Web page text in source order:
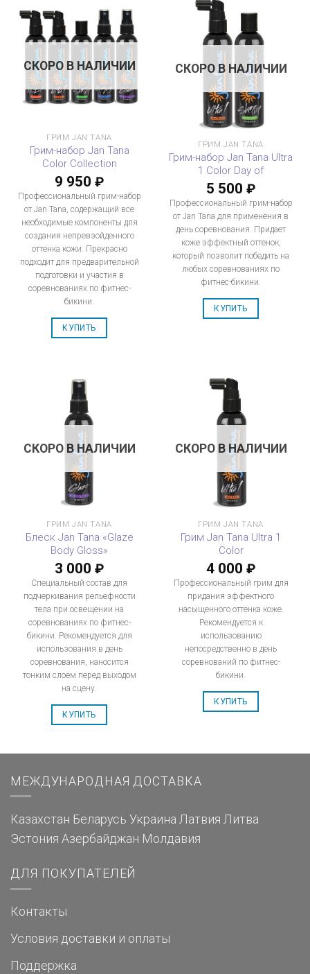
СКОРО В НАЛИЧИИ
ГРИМ JAN TANA
Грим-набор Jan Tana
Color Collection
9 950 ₽
Профессиональный грим-набор
от Jan Tana, содержащий все
необходимые компоненты для
создания непревзойденного
оттенка кожи. Прекрасно
подходит для предварительной
подготовки и участия в
соревнованиях по фитнес-
бикини.
КУПИТЬ
СКОРО В НАЛИЧИИ
ГРИМ JAN TANA
Грим-набор Jan Tana Ultra
1 Color Day of
5 500 ₽
Профессиональный грим-набор
от Jan Tana для применения в
день соревнования. Придает
коже эффектный оттенок,
который позволит победить на
любых соревнованиях по
фитнес-бикини.
КУПИТЬ
СКОРО В НАЛИЧИИ
ГРИМ JAN TANA
Блеск Jan Tana «Glaze
Body Gloss»
3 000 ₽
Специальный состав для
подчеркивания рельефности
тела при освещении на
соревнованиях по фитнес-
бикини. Рекомендуется для
использования в день
соревнования, наносится
тонким слоем перед выходом
на сцену.
КУПИТЬ
СКОРО В НАЛИЧИИ
ГРИМ JAN TANA
Грим Jan Tana Ultra 1
Color
4 000 ₽
Профессиональный грим для
придания эффектного
насыщенного оттенка коже.
Рекомендуется к
использованию
непосредственно в день
соревнований по фитнес-
бикини.
КУПИТЬ
МЕЖДУНАРОДНАЯ ДОСТАВКА
Казахстан Беларусь Украина Латвия Литва
Эстония Азербайджан Молдавия
ДЛЯ ПОКУПАТЕЛЕЙ
Контакты
Условия доставки и оплаты
Поддержка